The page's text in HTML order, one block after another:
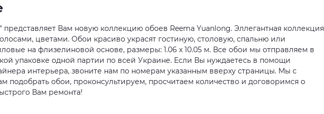
представляет Вам новую коллекцию обоев Reema Yuanlong. Эллегантная коллекция
цветами. Обои красиво украсят гостиную, столовую, спальню или
на флизелиновой основе, размеры: 1.06 х 10.05 м. Все обои мы отправляем в
упаковке одной партии по всей Украине. Если Вы нуждаетесь в помощи
интерьера, звоните нам по номерам указанным вверху страницы. Мы с
подобрать обои, проконсультируем, просчитаем количество и договоримся о
Вам ремонта!